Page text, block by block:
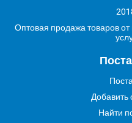
Оптовая продажа товаров
Добавить
Найти